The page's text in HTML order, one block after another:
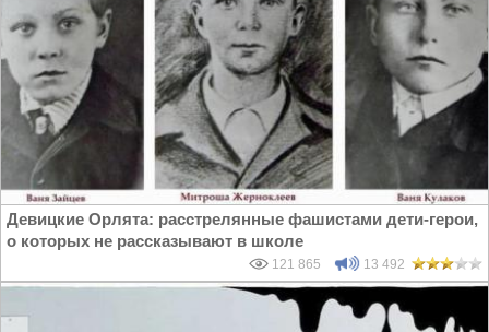
Девицкие Орлята: расстрелянные фашистами дети-герои,
о которых не рассказывают в школе
121 865 13 492